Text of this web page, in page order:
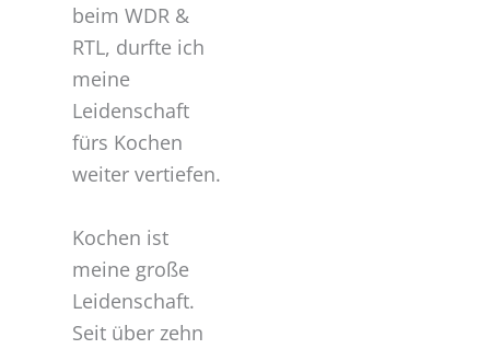
Kochen ist
meine große
Leidenschaft.
Seit über zehn
beim WDR &
RTL, durfte ich
meine
Leidenschaft
fürs Kochen
weiter vertiefen.